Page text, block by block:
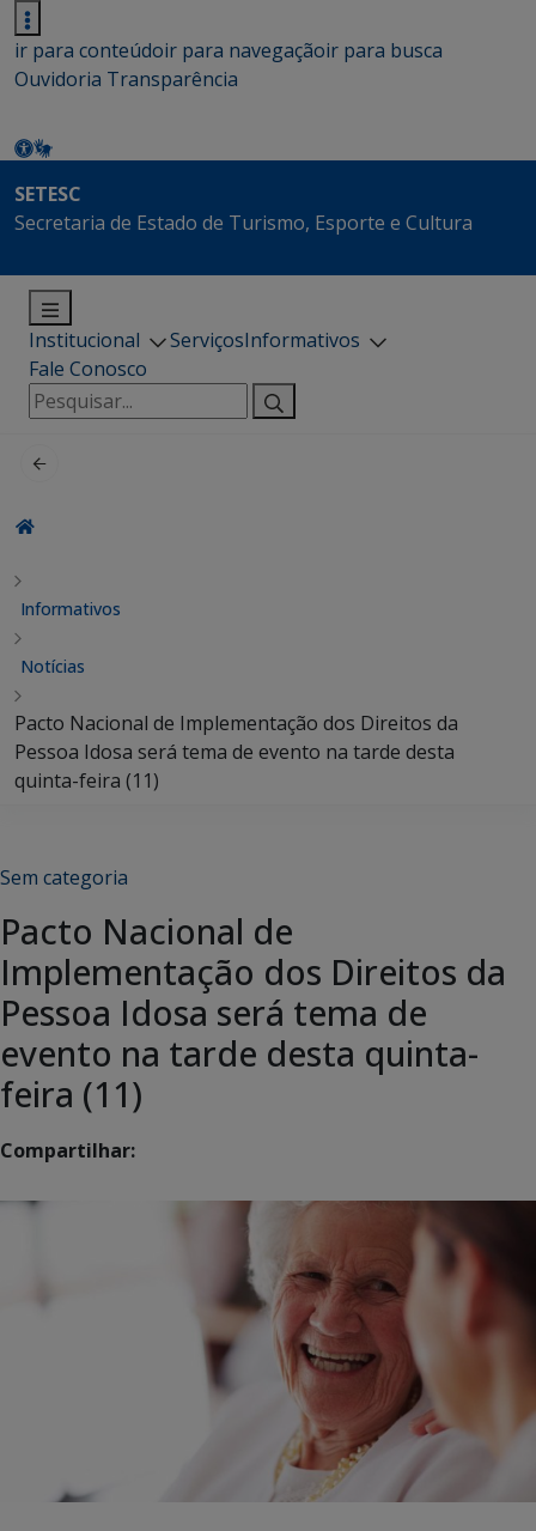
ir para conteúdoir para navegaçãoir para busca
Ouvidoria Transparência
SETESC
Secretaria de Estado de Turismo, Esporte e Cultura
Institucional ServiçosInformativos
Fale Conosco
Pesquisar
por:
Informativos
Notícias
Pacto Nacional de Implementação dos Direitos da
Pessoa Idosa será tema de evento na tarde desta
quinta-feira (11)
Sem categoria
Pacto Nacional de
Implementação dos Direitos da
Pessoa Idosa será tema de
evento na tarde desta quinta-
feira (11)
Compartilhar: